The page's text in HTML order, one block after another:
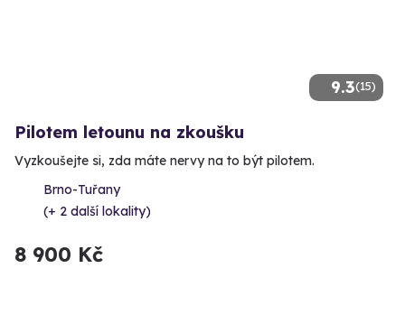
9.3(15)
Pilotem letounu na zkoušku
Vyzkoušejte si, zda máte nervy na to být pilotem.
Brno-Tuřany
(+ 2 další lokality)
8 900 Kč